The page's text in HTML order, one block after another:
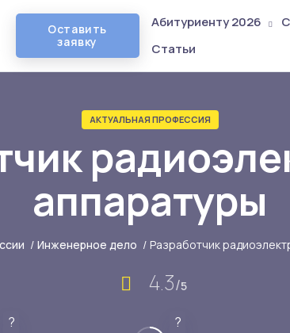
Оставить
заявку
Абитуриенту 2026
Статьи
АКТУАЛЬНАЯ ПРОФЕССИЯ
аппаратуры
/ Инженерное дело / Разработчик
4.3/5
?
?